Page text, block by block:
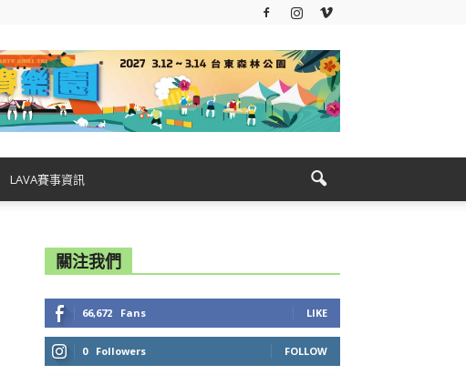
LAVA賽事資訊
關注我們
66,672 Fans LIKE
0 Followers FOLLOW